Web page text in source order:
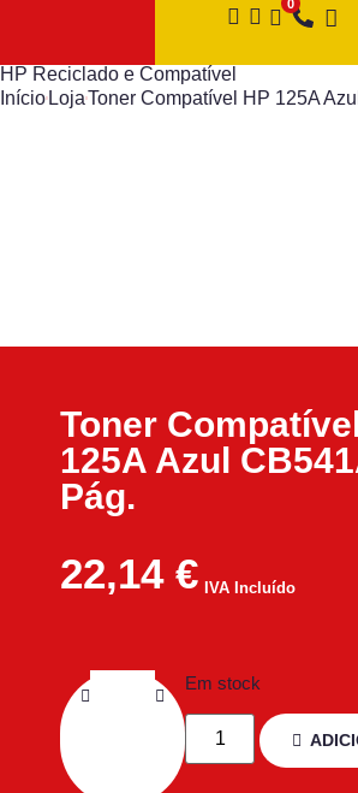
HP Reciclado e Compatível
Início LojaToner Compatível HP 125A
Toner
125A Azul
Pág.
22,14 € IVA Incluído
Em stock